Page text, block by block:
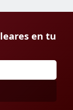
en tu